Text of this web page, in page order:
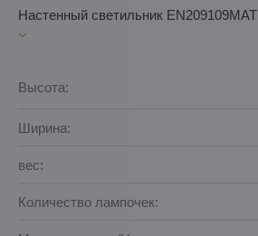
Настенный светильник EN209109MAT
Высота:
Ширина:
вес:
Количество лампочек: